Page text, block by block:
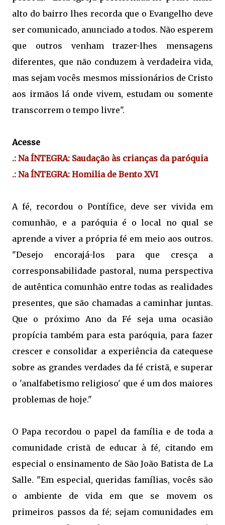
alto do bairro lhes recorda que o Evangelho deve
ser comunicado, anunciado a todos. Não esperem
que outros venham trazer-lhes mensagens
diferentes, que não conduzem à verdadeira vida,
mas sejam vocês mesmos missionários de Cristo
aos irmãos lá onde vivem, estudam ou somente
transcorrem o tempo livre".
Acesse
.: Na ÍNTEGRA: Saudação às crianças da paróquia
.: Na ÍNTEGRA: Homilia de Bento XVI
A fé, recordou o Pontífice, deve ser vivida em
comunhão, e a paróquia é o local no qual se
aprende a viver a própria fé em meio aos outros.
"Desejo encorajá-los para que cresça a
corresponsabilidade pastoral, numa perspectiva
de autêntica comunhão entre todas as realidades
presentes, que são chamadas a caminhar juntas.
Que o próximo Ano da Fé seja uma ocasião
propícia também para esta paróquia, para fazer
crescer e consolidar a experiência da catequese
sobre as grandes verdades da fé cristã, e superar
o 'analfabetismo religioso' que é um dos maiores
problemas de hoje."
O Papa recordou o papel da família e de toda a
comunidade cristã de educar à fé, citando em
especial o ensinamento de São João Batista de La
Salle. "Em especial, queridas famílias, vocês são
o ambiente de vida em que se movem os
primeiros passos da fé; sejam comunidades em